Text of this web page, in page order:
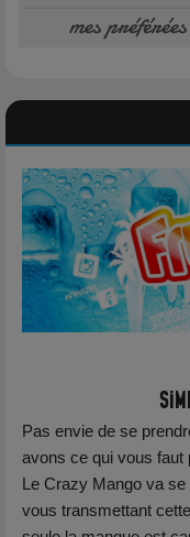
mes préférées
Pas envie de se
avons ce qui vous faut
Le Crazy Mango va
vous transmettant